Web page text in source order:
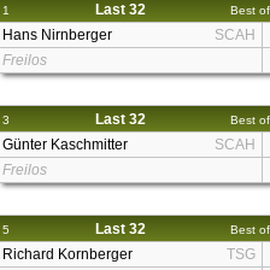
1 Last 32 Best
Hans Nirnberger
SCAH
Freilos
3 Last 32 Best
Günter Kaschmitter
SCAH
Freilos
5 Last 32 Best
Richard Kornberger
TSG